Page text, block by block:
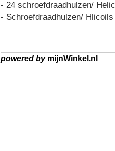
- 24 schroefdraadhulzen/
- Schroefdraadhulzen/
powered by mijnWinkel.nl